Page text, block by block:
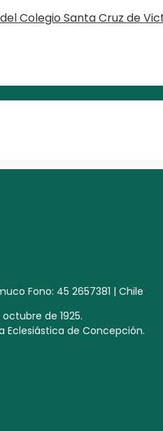
Colegio Santa Cruz de
Fono: 45 2657381 | Chile
octubre de 1925.
Eclesiástica de Concepción.